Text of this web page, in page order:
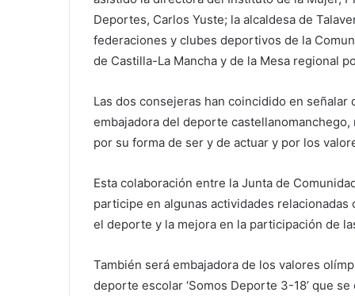
Deportes, Carlos Yuste; la alcaldesa de
federaciones y clubes deportivos de la
de Castilla-La Mancha y de la Mesa regional
Las dos consejeras han coincidido en
embajadora del deporte
por su forma de ser y de actuar y por los
Esta colaboración entre la Junta de
participe en algunas actividades
el deporte y la mejora en la participación de
También será embajadora de los valores
deporte escolar ‘Somos Deporte 3-18’ que